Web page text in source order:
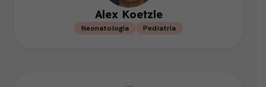
Alex Koetzle
Neonatología Pediatría